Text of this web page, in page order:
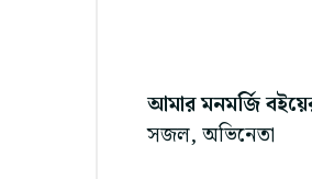
আমার মনমর্জি
সজল, অভিনেতা